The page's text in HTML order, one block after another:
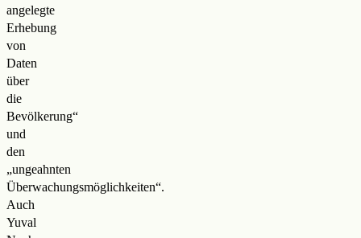
angelegte
Erhebung
von
Daten
über
die
Bevölkerung“
und
den
„ungeahnten
Überwachungsmöglichkeiten“.
Auch
Yuval